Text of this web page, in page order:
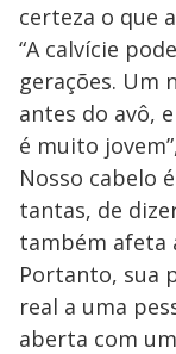
certeza o que
“A calvície
gerações. Um
antes do avô,
é muito
Nosso cabelo
tantas, de
também afeta
Portanto, sua
real a uma
aberta com